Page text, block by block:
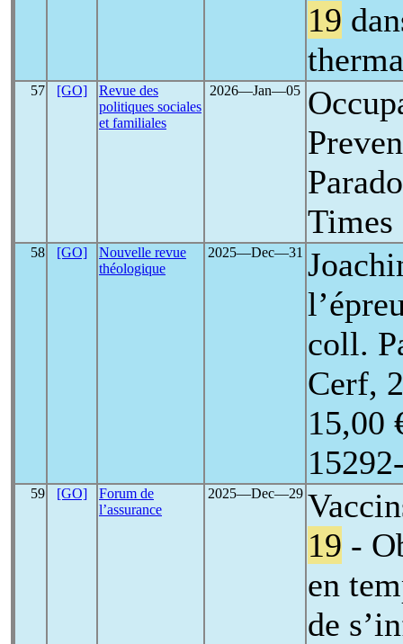
19
57 [GO]
Revue des
politiques sociales
et familiales
2026―Jan―05
58 [GO]
Nouvelle revue
théologique
2025―Dec―31
coll.
Cerf,
15,00
59 [GO]
Forum de
l’assurance
2025―Dec―29
19 -
en
de